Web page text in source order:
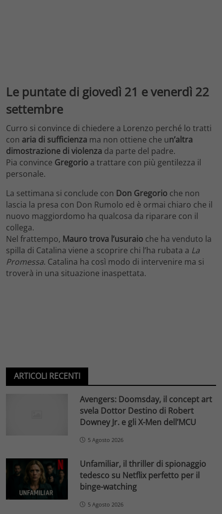
Le puntate di giovedì 21 e venerdì 22
settembre
Curro si convince di chiedere a Lorenzo perché lo tratti
con aria di sufficienza ma non ottiene che un’altra
dimostrazione di violenza da parte del padre.
Pia convince Gregorio a trattare con più gentilezza il
personale.
La settimana si conclude con Don Gregorio che non
lascia la presa con Don Rumolo ed è ormai chiaro che il
nuovo maggiordomo ha qualcosa da riparare con il
collega.
Nel frattempo, Mauro trova l’usuraio che ha venduto la
spilla di Catalina viene a scoprire chi l’ha rubata a La
Promessa. Catalina ha così modo di intervenire ma si
troverà in una situazione inaspettata.
ARTICOLI RECENTI
Avengers: Doomsday, il concept art
svela Dottor Destino di Robert
Downey Jr. e gli X-Men dell’MCU
5 Agosto 2026
Unfamiliar, il thriller di spionaggio
tedesco su Netflix perfetto per il
binge-watching
5 Agosto 2026